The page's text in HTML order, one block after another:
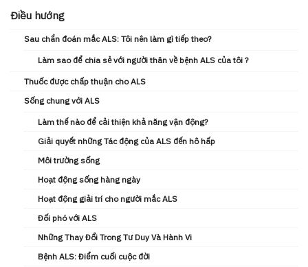
Điều hướng
Sau chẩn đoán mắc ALS: Tôi nên làm gì tiếp theo?
Làm sao để chia sẻ với người thân về bệnh ALS của tôi ?
Thuốc được chấp thuận cho ALS
Sống chung với ALS
Làm thế nào để cải thiện khả năng vận động?
Giải quyết những Tác động của ALS đến hô hấp
Môi trường sống
Hoạt động sống hàng ngày
Hoạt động giải trí cho người mắc ALS
Đối phó với ALS
Những Thay Đổi Trong Tư Duy Và Hành Vi
Bệnh ALS: Điểm cuối cuộc đời